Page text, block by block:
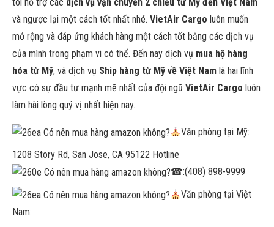
tôi hỗ trợ các dịch vụ vận chuyển 2 chiều từ Mỹ đến Việt Nam
và ngược lại một cách tốt nhất nhé. VietAir Cargo luôn muốn
mở rộng và đáp ứng khách hàng một cách tốt bằng các dịch vụ
của mình trong phạm vi có thể. Đến nay dịch vụ mua hộ hàng
hóa từ Mỹ, và dịch vụ Ship hàng từ Mỹ về Việt Nam là hai lĩnh
vực có sự đầu tư mạnh mẽ nhất của đội ngũ VietAir Cargo luôn
làm hài lòng quý vị nhất hiện nay.
Văn phòng tại Mỹ:
1208 Story Rd, San Jose, CA 95122 Hotline
☎:(408) 898-9999
Văn phòng tại Việt
Nam: